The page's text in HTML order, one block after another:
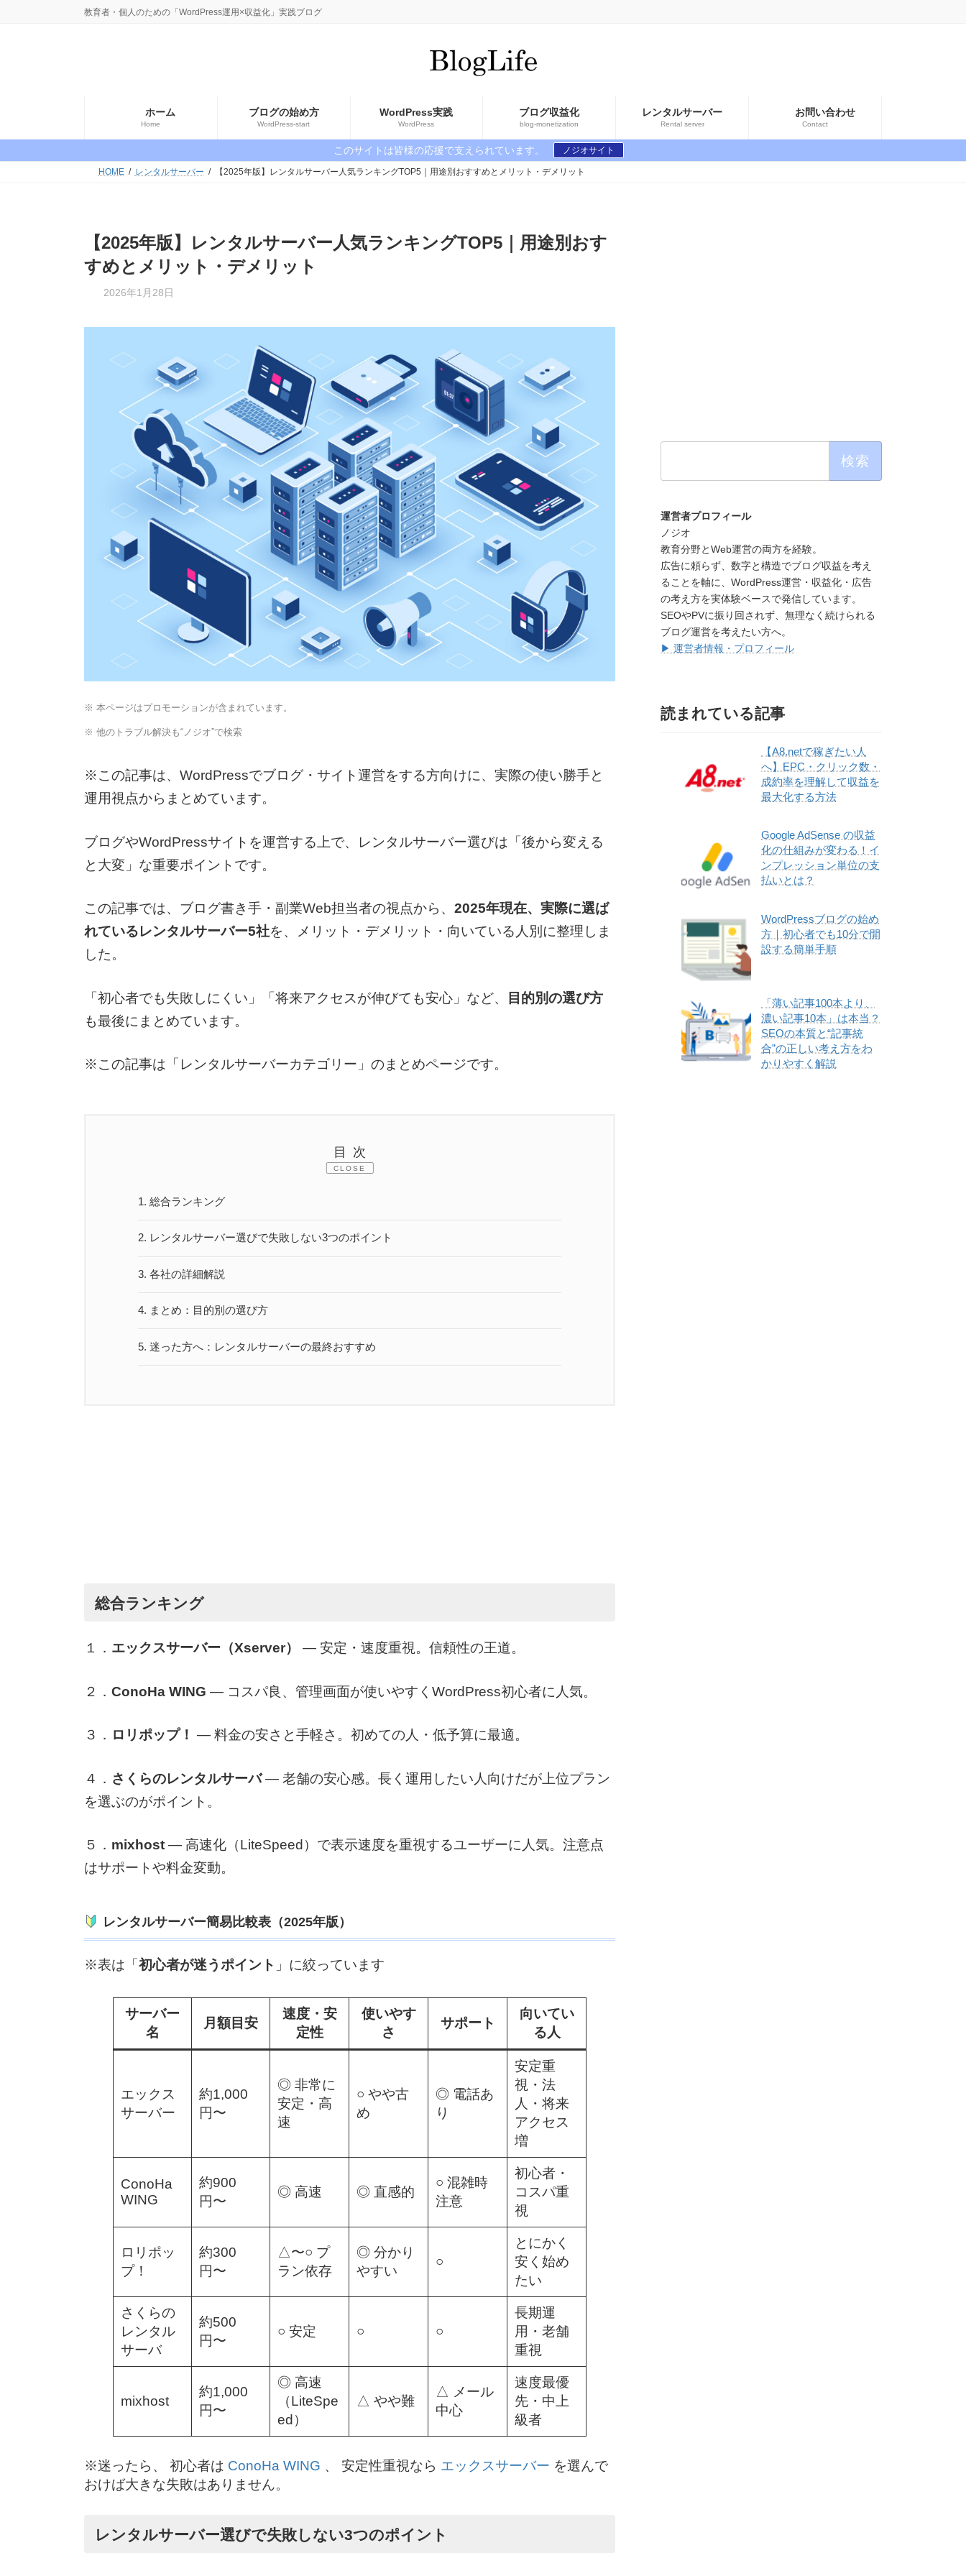
キ
ッ
に
移
教育者・個人のための「WordPress運用×収益化」実践ブログ
ホーム
Home
ブログの始め方
WordPress-start
WordPress実践
WordPress
ブログ収益化
blog-monetization
レンタルサーバー
Rental server
お問い合わせ
Contact
このサイトは皆様の応援で支えられています。 ノジオサイト
HOME レンタルサーバー 【2025年版】レンタルサーバー人気ランキングTOP5｜用途別おすすめとメリット・デメリット
【2025年版】レンタルサーバー人気ランキングTOP5｜用途別おす
すめとメリット・デメリット
最
新
2026年1月28日
※ 本ページはプロモーションが含まれています。
※ 他のトラブル解決も“ノジオ”で検索
※この記事は、WordPressでブログ・サイト運営をする方向けに、実際の使い勝手と
運用視点からまとめています。
ブログやWordPressサイトを運営する上で、レンタルサーバー選びは「後から変える
と大変」な重要ポイントです。
この記事では、ブログ書き手・副業Web担当者の視点から、 2025年現在、実際に選ば
れているレンタルサーバー5社を、メリット・デメリット・向いている人別に整理しま
した。
「初心者でも失敗しにくい」「将来アクセスが伸びても安心」など、
目的別の選び方
も最後にまとめています。
※この記事は「レンタルサーバーカテゴリー」のまとめページです。
目次
CLOSE
1. 総合ランキング
2. レンタルサーバー選びで失敗しない3つのポイント
3. 各社の詳細解説
4. まとめ：目的別の選び方
5. 迷った方へ：レンタルサーバーの最終おすすめ
総合ランキング
１． エックスサーバー（Xserver） — 安定・速度重視。信頼性の王道。
２． ConoHa WING — コスパ良、管理画面が使いやすくWordPress初心者に人気。
３． ロリポップ！ — 料金の安さと手軽さ。初めての人・低予算に最適。
４． さくらのレンタルサーバ— 老舗の安心感。長く運用したい人向けだが上位プラン
を選ぶのがポイント。
５． mixhost — 高速化（LiteSpeed）で表示速度を重視するユーザーに人気。注意点
はサポートや料金変動。
レンタルサーバー簡易比較表（2025年版）
※表は「 初心者が迷うポイント 」に絞っています
サーバー
名
月額目安
速度・安
定性
使いやす
さ
サポート
向いてい
る人
エックス
サーバー
約1,000
円〜
◎ 非常に
安定・高
速
○ やや古
め
◎ 電話あ
り
安定重
視・法
人・将来
アクセス
増
ConoHa
WING
約900
円〜
◎ 高速 ◎ 直感的
○ 混雑時
注意
初心者・
コスパ重
視
ロリポッ
プ！
約300
円〜
△〜○ プ
ラン依存
◎ 分かり
やすい
○
とにかく
安く始め
たい
さくらの
レンタル
サーバ
約500
円〜
○ 安定 ○ ○
長期運
用・老舗
重視
mixhost
約1,000
円〜
◎ 高速
（LiteSpe
ed）
△ やや難
△ メール
中心
速度最優
先・中上
級者
※迷ったら、 初心者は ConoHa WING 、 安定性重視なら エックスサーバー を選んで
おけば大きな失敗はありません。
レンタルサーバー選びで失敗しない3つのポイント
運営者プロフィール
ノジオ
教育分野とWeb運営の両方を経験。
広告に頼らず、数字と構造でブログ収益を考え
ることを軸に、WordPress運営・収益化・広告
の考え方を実体験ベースで発信しています。
SEOやPVに振り回されず、無理なく続けられる
ブログ運営を考えたい方へ。
▶ 運営者情報・プロフィール
読まれている記事
【A8.netで稼ぎたい人
へ】EPC・クリック数・
成約率を理解して収益を
最大化する方法
Google AdSense の収益
化の仕組みが変わる！イ
ンプレッション単位の支
払いとは？
WordPressブログの始め
方｜初心者でも10分で開
設する簡単手順
「薄い記事100本より、
濃い記事10本」は本当？
SEOの本質と“記事統
合”の正しい考え方をわ
かりやすく解説